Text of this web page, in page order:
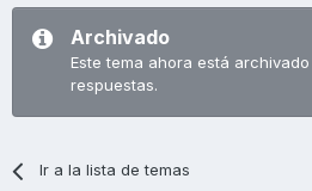
Archivado
Este tema ahora está
respuestas.
Ir a la lista de temas